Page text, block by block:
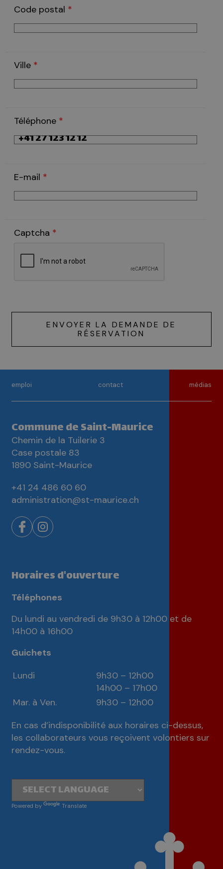
Code postal *
Ville *
Téléphone *
E-mail *
Captcha *
ENVOYER LA DEMANDE DE
RÉSERVATION
emploi contact médias
Commune de Saint-Maurice
Chemin de la Tuilerie 3
Case postale 83
1890 Saint-Maurice
+41 24 486 60 60
administration@st-maurice.ch
Horaires d'ouverture
Téléphones
Du lundi au vendredi de 9h30 à 12h00 et de
14h00 à 16h00
Guichets
Lundi
9h30 – 12h00
14h00 – 17h00
Mar. à Ven.
9h30 – 12h00
En cas d’indisponibilité aux horaires ci-dessus,
les collaborateurs vous reçoivent volontiers sur
rendez-vous.
Powered by Translate